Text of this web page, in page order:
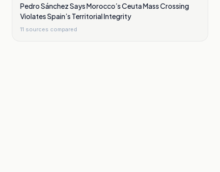
Pedro Sánchez Says Morocco’s Ceuta Mass Crossing
Violates Spain’s Territorial Integrity
11 sources compared